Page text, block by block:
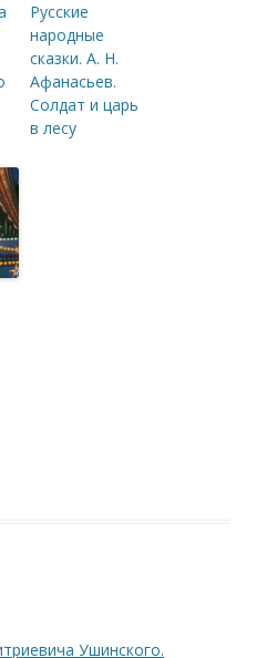
Русские
народные
сказки. А. Н.
Афанасьев.
Солдат и царь
в лесу
Ушинского.